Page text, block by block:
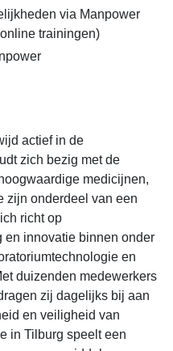
via Manpower
trainingen)
actief in de
zich bezig met de
medicijnen,
zijn onderdeel van een
richt op
innovatie binnen onder
en
duizenden medewerkers
zij dagelijks bij aan
en veiligheid van
in Tilburg speelt een